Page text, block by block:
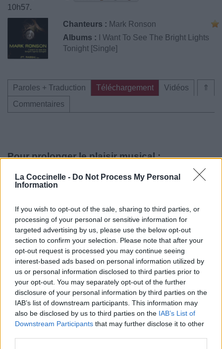
La Coccinelle - Do Not Process My Personal
Information
If you wish to opt-out of the sale, sharing to third parties, or
processing of your personal or sensitive information for
targeted advertising by us, please use the below opt-out
section to confirm your selection. Please note that after your
opt-out request is processed you may continue seeing
interest-based ads based on personal information utilized by
us or personal information disclosed to third parties prior to
your opt-out. You may separately opt-out of the further
disclosure of your personal information by third parties on the
IAB’s list of downstream participants. This information may
also be disclosed by us to third parties on the IAB’s List of
Downstream Participants that may further disclose it to other
10h57.
Chanteurs : Mark Ronson
Albums :
I Want To See The Bright Lights
Tonight [Single]
⇑
Paroles + Traduction Téléchargement
Vidéos
Commentaires
Pour prolonger le plaisir musical :
Vous aimez chanter, apprenez la guitare chez
Télécharger légalement les MP3 sur
Trouver des vinyles et des CD sur
Trouver un instrument de musique ou une partition au
meilleur prix sur
Paroles + Traduction Téléchargement
Vidéos
Commentaires
Voir la vidéo de «I Want To See The
Bright Lights Tonight (Ft. Raïssa)»